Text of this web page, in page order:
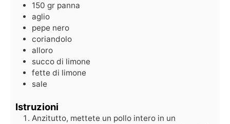
150 gr panna
aglio
pepe nero
coriandolo
alloro
succo di limone
fette di limone
sale
Istruzioni
Anzitutto, mettete un pollo intero in un